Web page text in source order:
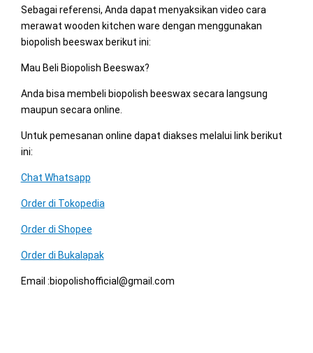
Sebagai referensi, Anda dapat menyaksikan video cara
merawat wooden kitchen ware dengan menggunakan
biopolish beeswax berikut ini:
Mau Beli Biopolish Beeswax?
Anda bisa membeli biopolish beeswax secara langsung
maupun secara online.
Untuk pemesanan online dapat diakses melalui link berikut
ini:
Chat Whatsapp
Order di Tokopedia
Order di Shopee
Order di Bukalapak
Email :biopolishofficial@gmail.com